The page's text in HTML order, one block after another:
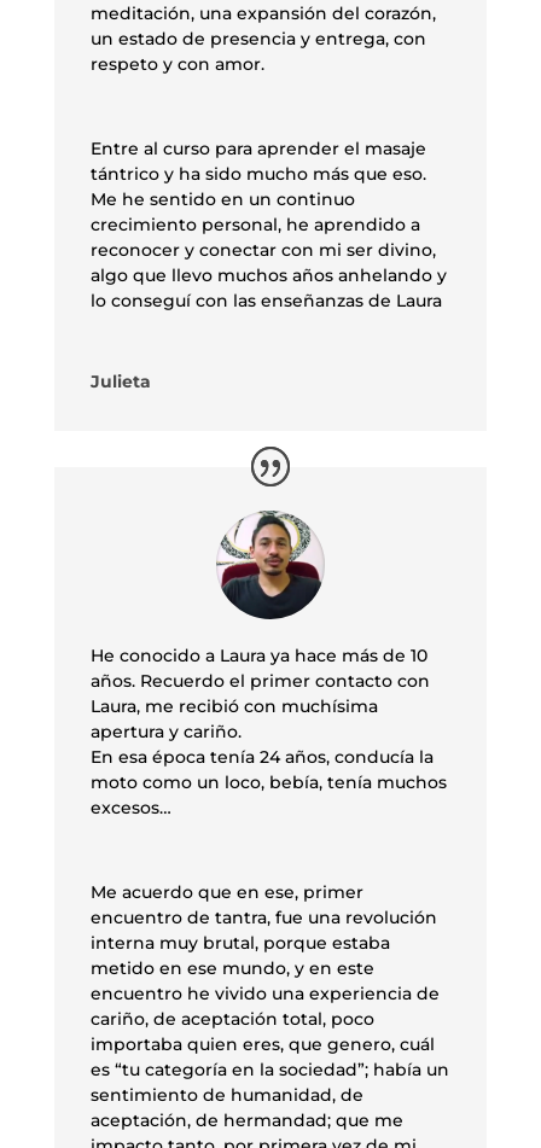
meditación, una expansión del corazón,
un estado de presencia y entrega, con
respeto y con amor.
Entre al curso para aprender el masaje
tántrico y ha sido mucho más que eso.
Me he sentido en un continuo
crecimiento personal, he aprendido a
reconocer y conectar con mi ser divino,
algo que llevo muchos años anhelando y
lo conseguí con las enseñanzas de Laura
Julieta
He conocido a Laura ya hace más de 10
años. Recuerdo el primer contacto con
Laura, me recibió con muchísima
apertura y cariño.
En esa época tenía 24 años, conducía la
moto como un loco, bebía, tenía muchos
excesos…
Me acuerdo que en ese, primer
encuentro de tantra, fue una revolución
interna muy brutal, porque estaba
metido en ese mundo, y en este
encuentro he vivido una experiencia de
cariño, de aceptación total, poco
importaba quien eres, que genero, cuál
es “tu categoría en la sociedad”; había un
sentimiento de humanidad, de
aceptación, de hermandad; que me